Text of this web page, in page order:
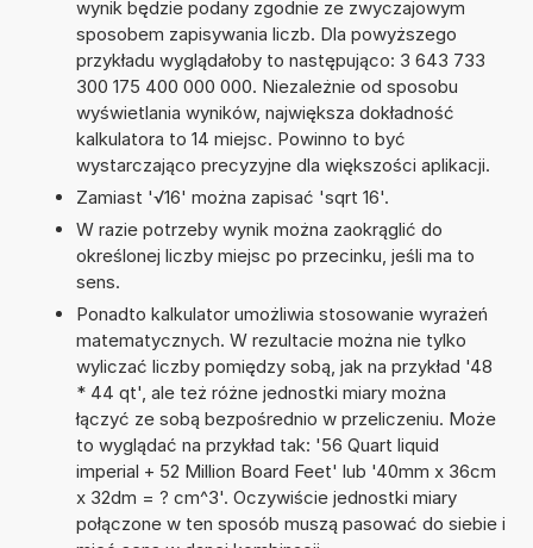
wynik będzie podany zgodnie ze zwyczajowym
sposobem zapisywania liczb. Dla powyższego
przykładu wyglądałoby to następująco: 3 643 733
300 175 400 000 000. Niezależnie od sposobu
wyświetlania wyników, największa dokładność
kalkulatora to 14 miejsc. Powinno to być
wystarczająco precyzyjne dla większości aplikacji.
Zamiast '√16' można zapisać 'sqrt 16'.
W razie potrzeby wynik można zaokrąglić do
określonej liczby miejsc po przecinku, jeśli ma to
sens.
Ponadto kalkulator umożliwia stosowanie wyrażeń
matematycznych. W rezultacie można nie tylko
wyliczać liczby pomiędzy sobą, jak na przykład '48
* 44 qt', ale też różne jednostki miary można
łączyć ze sobą bezpośrednio w przeliczeniu. Może
to wyglądać na przykład tak: '56 Quart liquid
imperial + 52 Million Board Feet' lub '40mm x 36cm
x 32dm = ? cm^3'. Oczywiście jednostki miary
połączone w ten sposób muszą pasować do siebie i